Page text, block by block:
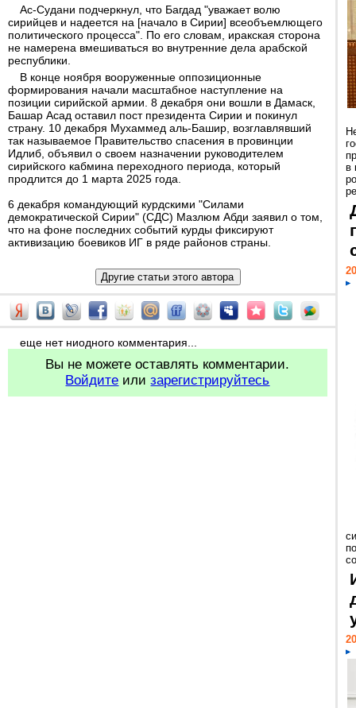
Ас-Судани подчеркнул, что Багдад "уважает волю
сирийцев и надеется на [начало в Сирии] всеобъемлющего
политического процесса". По его словам, иракская сторона
не намерена вмешиваться во внутренние дела арабской
республики.
В конце ноября вооруженные оппозиционные
формирования начали масштабное наступление на
позиции сирийской армии. 8 декабря они вошли в Дамаск,
Башар Асад оставил пост президента Сирии и покинул
страну. 10 декабря Мухаммед аль-Башир, возглавлявший
так называемое Правительство спасения в провинции
Идлиб, объявил о своем назначении руководителем
сирийского кабмина переходного периода, который
продлится до 1 марта 2025 года.
6 декабря командующий курдскими "Силами
демократической Сирии" (СДС) Мазлюм Абди заявил о том,
что на фоне последних событий курды фиксируют
активизацию боевиков ИГ в ряде районов страны.
еще нет ниодного комментария...
Вы не можете оставлять комментарии.
Войдите илизарегистрируйтесь
в